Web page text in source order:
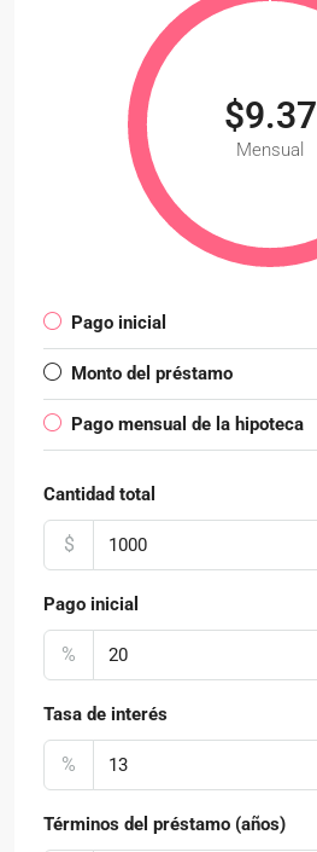
$9.37
Mensual
Pago inicial
Monto del préstamo
Pago mensual de la hipoteca
Cantidad total
$
Pago inicial
%
Tasa de interés
%
Términos del préstamo (años)